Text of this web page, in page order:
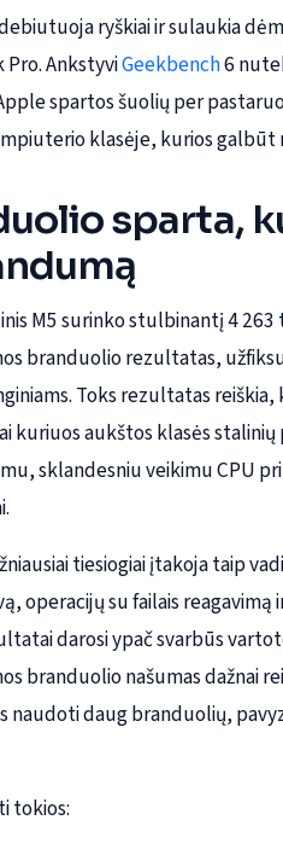
ryškiai ir sulaukia
Pro. AnkstyviGeekbench6
spartos šuolių per
klasėje, kurios galbūt
sparta,
M5 surinko stulbinantį 4
branduolio rezultatas,
Toks rezultatas
kuriuos aukštos klasės
sklandesniu veikimu CPU
tiesiogiai įtakoja taip
operacijų su failais
darosi ypač svarbūs
branduolio našumas dažnai
daug branduolių,
tokios: